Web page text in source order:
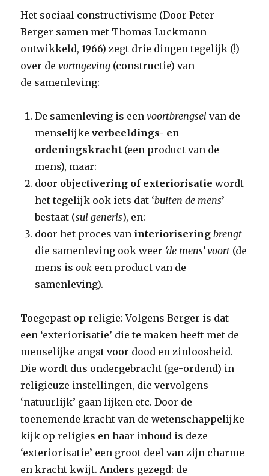
Het sociaal constructivisme (Door Peter
Berger samen met Thomas Luckmann
ontwikkeld, 1966) zegt drie dingen tegelijk (!)
over devormgeving (constructie) van
de samenleving:
De samenleving is eenvoortbrengselvan de
menselijkeverbeeldings- en
ordeningskracht (een product van de
mens), maar:
door objectivering of exteriorisatiewordt
het tegelijk ook iets dat ‘buiten de mens’
bestaat (sui generis), en:
door het proces van interioriseringbrengt
die samenleving ook weer ‘de mens’ voort (de
mens isook een product van de
samenleving).
Toegepast op religie: Volgens Berger is dat
een ‘exteriorisatie’ die te maken heeft met de
menselijke angst voor dood en zinloosheid.
Die wordt dus ondergebracht (ge-ordend) in
religieuze instellingen, die vervolgens
‘natuurlijk’ gaan lijken etc. Door de
toenemende kracht van de wetenschappelijke
kijk op religies en haar inhoud is deze
‘exteriorisatie’ een groot deel van zijn charme
en kracht kwijt. Anders gezegd: de